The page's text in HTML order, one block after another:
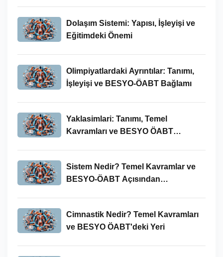
Dolaşım Sistemi: Yapısı, İşleyişi ve
Eğitimdeki Önemi
Olimpiyatlardaki Ayrıntılar: Tanımı,
İşleyişi ve BESYO-ÖABT Bağlamı
Yaklasimlari: Tanımı, Temel
Kavramları ve BESYO ÖABT
Sistem Nedir? Temel Kavramlar ve
BESYO-ÖABT Açısından
Cimnastik Nedir? Temel Kavramları
ve BESYO ÖABT'deki Yeri